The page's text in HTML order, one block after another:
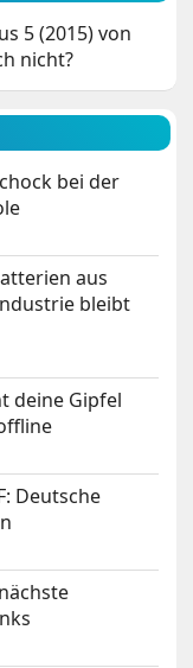
5 (2015) von
nicht?
bei der
aus
bleibt
deine Gipfel
Deutsche